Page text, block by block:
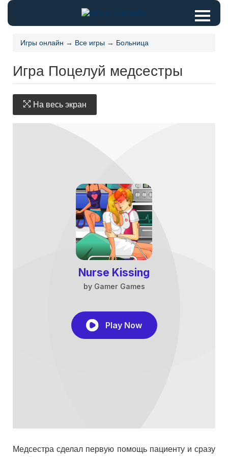
Игры онлайн → Все игры → Больница
Игра Поцелуй медсестры
На весь экран
Медсестра сделал первую помощь пациенту и сразу